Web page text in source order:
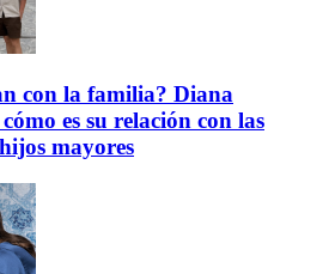
con la familia? Diana
es su relación con las
mayores